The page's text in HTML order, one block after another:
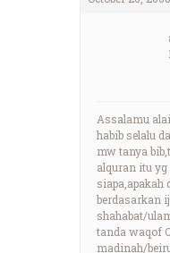
Assalamu
habib selalu
mw tanya
alquran itu
siapa,apakah
berdasarkan
shahabat/
tanda waqof
madinah/